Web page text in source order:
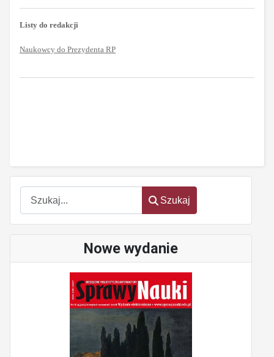
Szukaj
Szukaj
Nowe wydanie
Listy do redakcji
Naukowcy do Prezydenta RP